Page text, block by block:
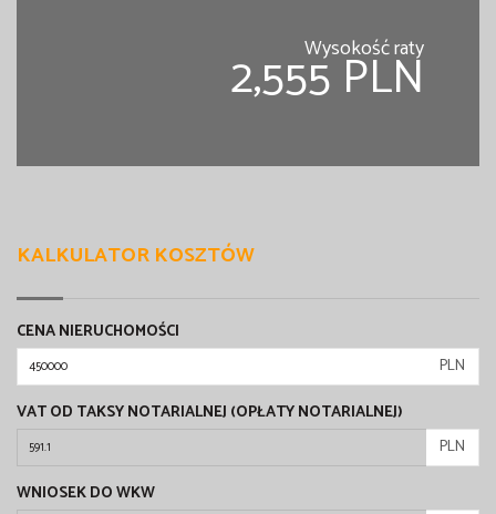
Wysokość raty
2,555 PLN
KALKULATOR KOSZTÓW
CENA NIERUCHOMOŚCI
PLN
VAT OD TAKSY NOTARIALNEJ (OPŁATY NOTARIALNEJ)
PLN
WNIOSEK DO WKW